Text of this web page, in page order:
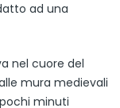
ad una
nel cuore del
mura medievali
minuti